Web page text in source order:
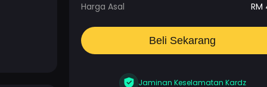
Harga Asal
RM
Beli Sekarang
Jaminan Keselamatan Kardz